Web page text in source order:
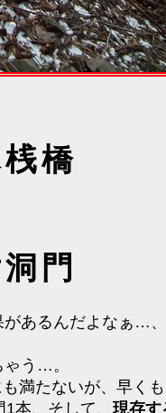
橋
門
があるんだよなぁ…
う…。
満たないが、早くも
1本、そして、現存す